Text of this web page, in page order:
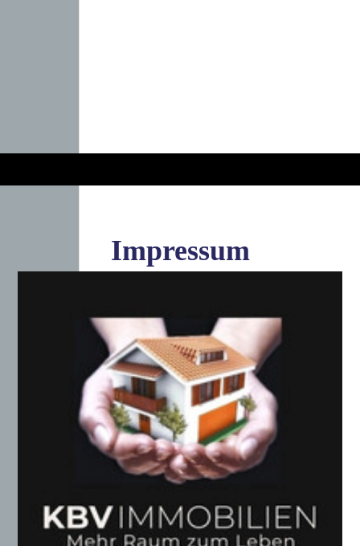
Impressum